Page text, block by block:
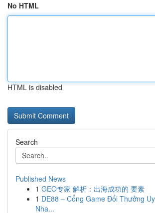
No HTML
HTML is disabled
Search
Published News
1 GEO专家 解析：出海成功的 要素
1 DE88 – Cổng Game Đổi Thưởng
Nha...